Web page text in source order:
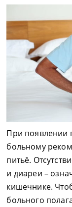
При появлении
больному
питьё.
и диареи –
кишечнике.
больного